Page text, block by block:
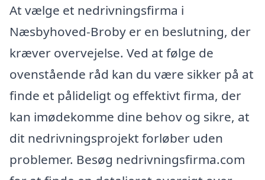
At vælge et nedrivningsfirma i
Næsbyhoved-Broby er en beslutning, der
kræver overvejelse. Ved at følge de
ovenstående råd kan du være sikker på at
finde et pålideligt og effektivt firma, der
kan imødekomme dine behov og sikre, at
dit nedrivningsprojekt forløber uden
problemer. Besøg nedrivningsfirma.com